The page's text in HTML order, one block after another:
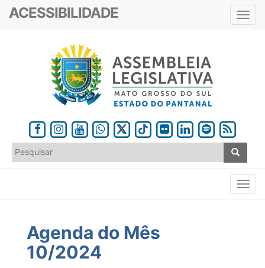
ACESSIBILIDADE
Agenda do Mês
10/2024